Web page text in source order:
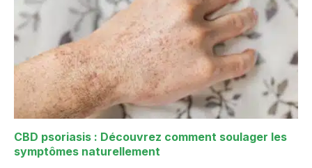
CBD psoriasis : Découvrez comment soulager les
symptômes naturellement